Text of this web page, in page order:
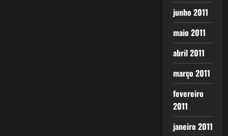
junho 2011
maio 2011
abril 2011
março 2011
fevereiro
2011
janeiro 2011